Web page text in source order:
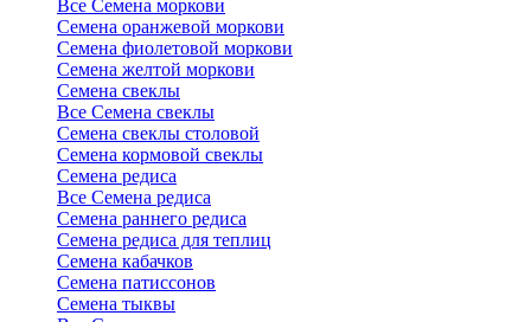
Все Семена моркови
Семена оранжевой моркови
Семена фиолетовой моркови
Семена желтой моркови
Семена свеклы
Все Семена свеклы
Семена свеклы столовой
Семена кормовой свеклы
Семена редиса
Все Семена редиса
Семена раннего редиса
Семена редиса для теплиц
Семена кабачков
Семена патиссонов
Семена тыквы